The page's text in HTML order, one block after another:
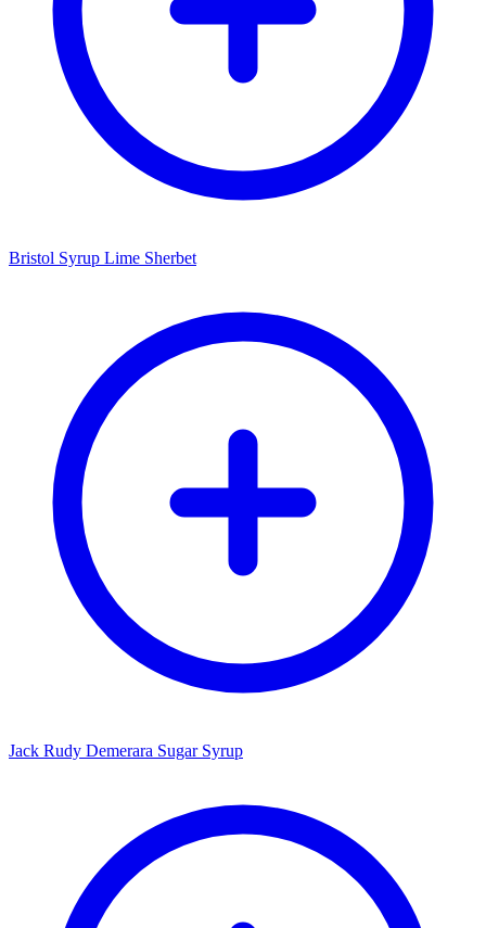
Bristol Syrup Lime Sherbet
Jack Rudy Demerara Sugar Syrup